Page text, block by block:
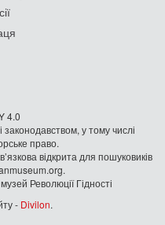
4.0
у тому числі
право.
відкрита для пошуковиків
Революції Гідності
- Divilon.